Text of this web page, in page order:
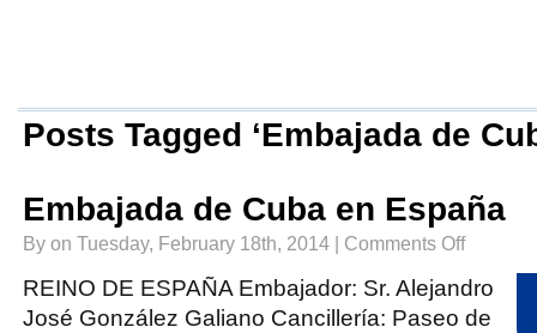
Posts Tagged ‘Embajada de
Embajada de Cuba en España
By on Tuesday, February 18th, 2014 | Comments Offon
Cuba
en
REINO DE ESPAÑA Embajador: Sr. Alejandro
José González Galiano Cancillería: Paseo de